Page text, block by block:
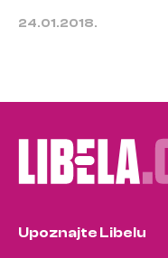
24.01.2018.
Upoznajte Libelu